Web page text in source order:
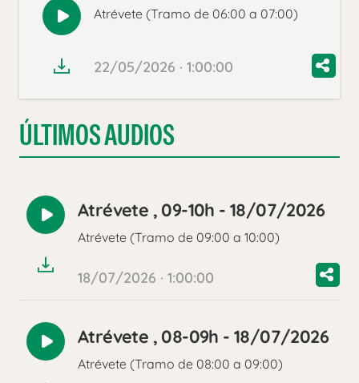
Reproducir
audio
Atrévete (Tramo de 06:00 a 07:00)
22/05/2026 · 1:00:00
ÚLTIMOS AUDIOS
Reproducir
audio
Atrévete , 09-10h - 18/07/2026
Atrévete (Tramo de 09:00 a 10:00)
18/07/2026 · 1:00:00
Reproducir
audio
Atrévete , 08-09h - 18/07/2026
Atrévete (Tramo de 08:00 a 09:00)